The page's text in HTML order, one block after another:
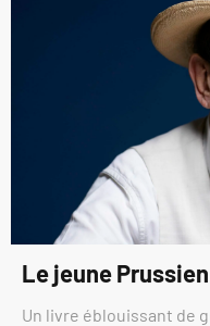
Le jeune
Un livre éblouissant de